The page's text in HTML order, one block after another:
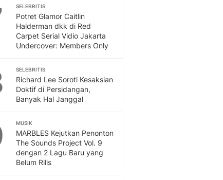
SELEBRITIS
Potret Glamor Caitlin
Halderman dkk di Red
Carpet Serial Vidio Jakarta
Undercover: Members Only
SELEBRITIS
Richard Lee Soroti Kesaksian
Doktif di Persidangan,
Banyak Hal Janggal
MUSIK
MARBLES Kejutkan Penonton
The Sounds Project Vol. 9
dengan 2 Lagu Baru yang
Belum Rilis